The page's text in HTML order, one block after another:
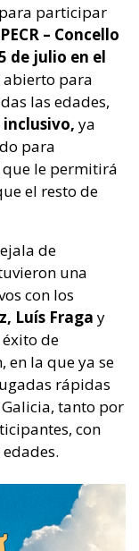
participar
– Concello
de julio en el
abierto para
las edades,
ya
para
le permitirá
el resto de
de
una
con los
Luís Fraga y
de
la que ya se
rápidas
tanto por
con